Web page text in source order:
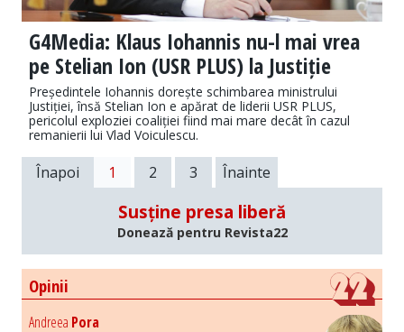
G4Media: Klaus Iohannis nu-l mai vrea
pe Stelian Ion (USR PLUS) la Justiție
Președintele Iohannis dorește schimbarea ministrului
Justiției, însă Stelian Ion e apărat de liderii USR PLUS,
pericolul exploziei coaliției fiind mai mare decât în cazul
remanierii lui Vlad Voiculescu.
Înapoi 1 2 3 Înainte
Susține presa liberă
Donează pentru Revista22
Opinii
Andreea Pora